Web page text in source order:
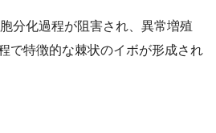
分化過程が阻害され、異常増殖
で特徴的な棘状のイボが形成され